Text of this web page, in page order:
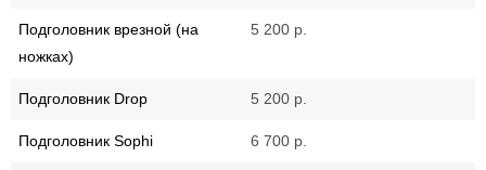
Подголовник врезной (на
ножках)
5 200 р.
Подголовник Drop 5 200 р.
Подголовник Sophi 6 700 р.